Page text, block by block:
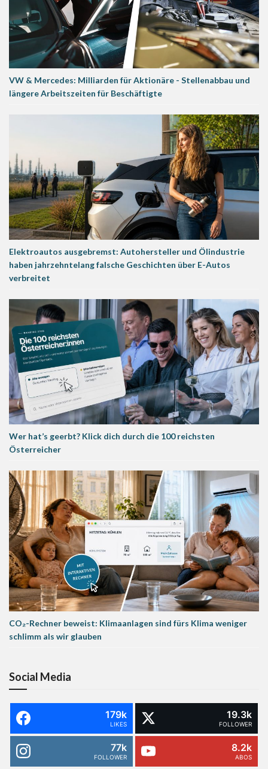
VW & Mercedes: Milliarden für Aktionäre - Stellenabbau und
längere Arbeitszeiten für Beschäftigte
Elektroautos ausgebremst: Autohersteller und Ölindustrie
haben jahrzehntelang falsche Geschichten über E-Autos
verbreitet
Wer hat’s geerbt? Klick dich durch die 100 reichsten
Österreicher
CO₂-Rechner beweist: Klimaanlagen sind fürs Klima weniger
schlimm als wir glauben
Social Media
179k
LIKES
19.3k
FOLLOWER
77k
FOLLOWER
8.2k
ABOS